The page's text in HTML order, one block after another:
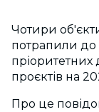
Чотири
потрапили до
проєктів на
Про це